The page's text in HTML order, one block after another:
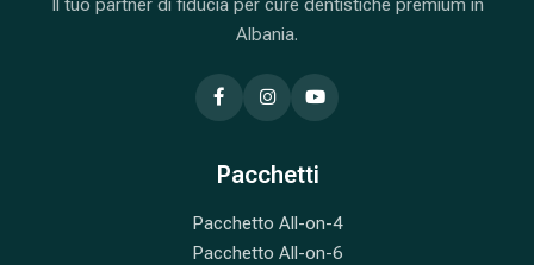
Il tuo partner di fiducia per cure dentistiche premium in
Albania.
Pacchetti
Pacchetto All-on-4
Pacchetto All-on-6